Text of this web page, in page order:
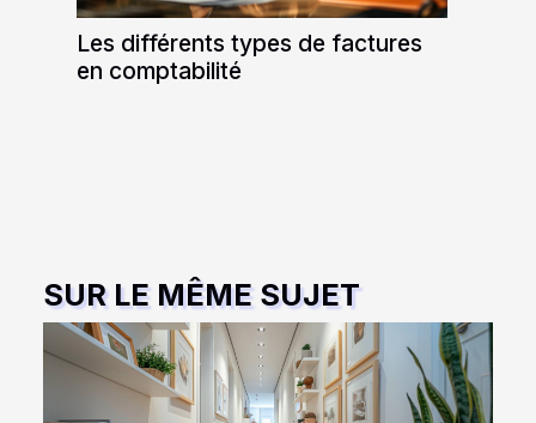
Les différents types de factures
en comptabilité
SUR LE MÊME SUJET